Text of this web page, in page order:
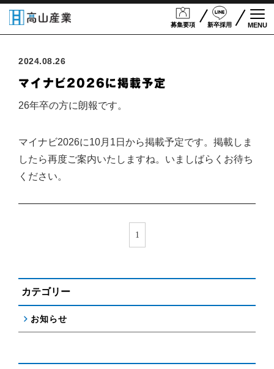
募集要項 新卒採用 MENU
2024.08.26
マイナビ2026に掲載予定
26年卒の方に朗報です。
マイナビ2026に10月1日から掲載予定です。掲載しま
したら再度ご案内いたしますね。いましばらくお待ち
ください。
1
カテゴリー
お知らせ